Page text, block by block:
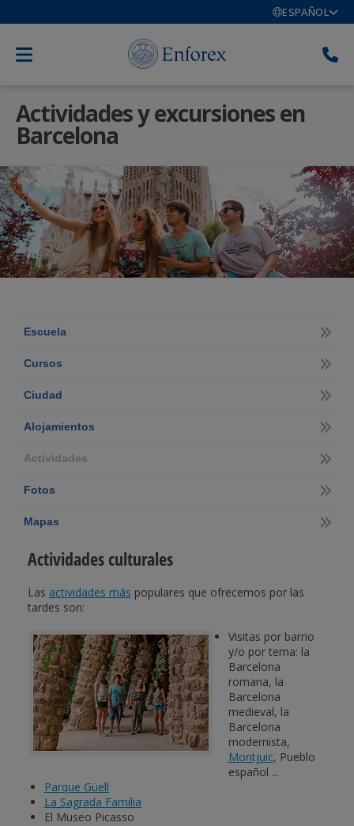
ESPAÑOL
Actividades y excursiones en
Barcelona
Escuela
Cursos
Ciudad
Alojamientos
Actividades
Fotos
Mapas
Actividades culturales
Las actividades más populares que ofrecemos por las
tardes son:
Visitas por barrio
y/o por tema: la
Barcelona
romana, la
Barcelona
medieval, la
Barcelona
modernista,
Montjuic, Pueblo
español ...
Parque Güell
La Sagrada Familia
El Museo Picasso